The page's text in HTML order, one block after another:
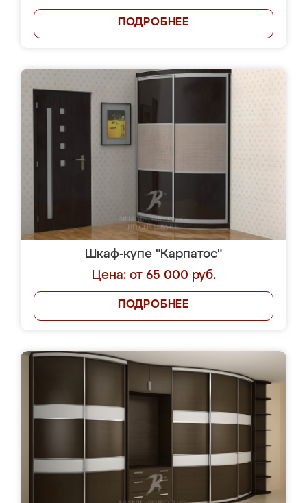
ПОДРОБНЕЕ
Шкаф-купе "Карпатос"
Цена: от 65 000 руб.
ПОДРОБНЕЕ